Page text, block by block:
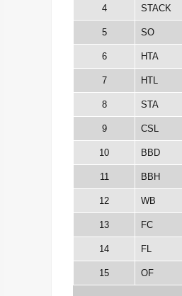
4 STACK
5 SO
6 HTA
7 HTL
8 STA
9 CSL
10 BBD
11 BBH
12 WB
13 FC
14 FL
15 OF